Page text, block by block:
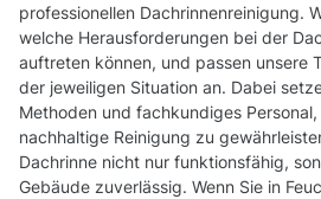
professionellen Dachrinnenreinigung.
welche Herausforderungen bei der
auftreten können, und passen unsere
der jeweiligen Situation an. Dabei
Methoden und fachkundiges
nachhaltige Reinigung zu
Dachrinne nicht nur funktionsfähig,
Gebäude zuverlässig. Wenn Sie in